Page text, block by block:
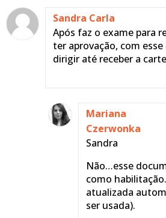
Sandra Carla
Após faz o exame para
ter aprovação, com
dirigir até receber a
Mariana
Czerwonka
Sandra
Não…esse
como
atualizada
ser usada).